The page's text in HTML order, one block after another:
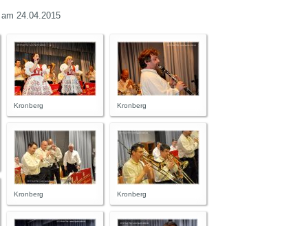
24.04.2015
Kronberg Kronberg
Kronberg Kronberg